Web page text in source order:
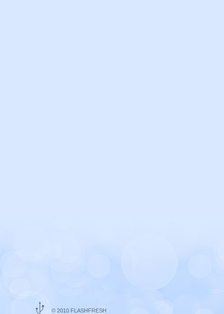
© 2010 FLASHFRESH